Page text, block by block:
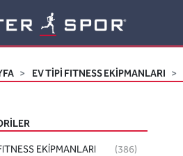
EV TİPİ FITNESS EKİPMANLARI
EKİPMANLARI
(386)